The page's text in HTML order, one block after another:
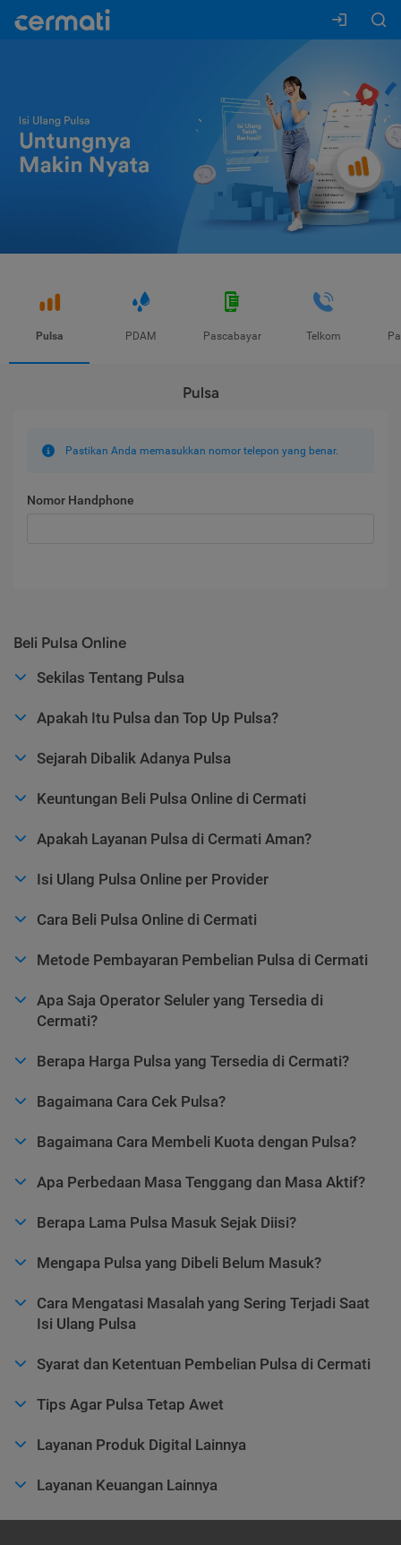
Pulsa PDAM Pascabayar Telkom
Pulsa
Pastikan Anda memasukkan nomor telepon yang benar.
Nomor Handphone
Beli Pulsa Online
Sekilas Tentang Pulsa
Apakah Itu Pulsa dan Top Up Pulsa?
Sejarah Dibalik Adanya Pulsa
Keuntungan Beli Pulsa Online di Cermati
Apakah Layanan Pulsa di Cermati Aman?
Isi Ulang Pulsa Online per Provider
Cara Beli Pulsa Online di Cermati
Metode Pembayaran Pembelian Pulsa di Cermati
Apa Saja Operator Seluler yang Tersedia di
Cermati?
Berapa Harga Pulsa yang Tersedia di Cermati?
Bagaimana Cara Cek Pulsa?
Bagaimana Cara Membeli Kuota dengan Pulsa?
Apa Perbedaan Masa Tenggang dan Masa Aktif?
Berapa Lama Pulsa Masuk Sejak Diisi?
Mengapa Pulsa yang Dibeli Belum Masuk?
Cara Mengatasi Masalah yang Sering Terjadi Saat
Isi Ulang Pulsa
Syarat dan Ketentuan Pembelian Pulsa di Cermati
Tips Agar Pulsa Tetap Awet
Layanan Produk Digital Lainnya
Layanan Keuangan Lainnya